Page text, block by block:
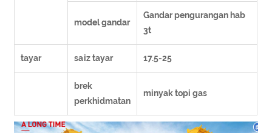
model gandar
Gandar pengurangan hab
3t
tayar saiz tayar 17.5-25
brek
perkhidmatan
minyak topi gas